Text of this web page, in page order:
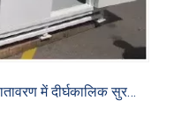
संक्षारण प्रतिरोधी रोबोट बाड़े: कठोर वातावरण में दीर्घकालिक सुरक्षा